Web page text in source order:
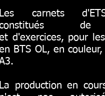
Les carnets
d'exercices, pour
BTS OL, en
La production en